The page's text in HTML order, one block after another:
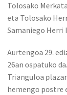
Tolosako
eta Tolosako
Samaniego Herri
Aurtengoa 29.
26an ospatuko
Trianguloa
hemengo postre